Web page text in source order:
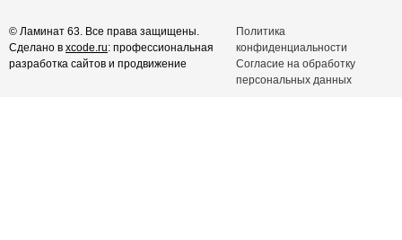
© Ламинат 63. Все права защищены.
Сделано в xcode.ru: профессиональная
разработка сайтов и продвижение
Политика
конфиденциальности
Согласие на обработку
персональных данных